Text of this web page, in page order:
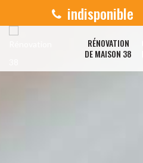
indisponible
RÉNOVATION
DE MAISON 38